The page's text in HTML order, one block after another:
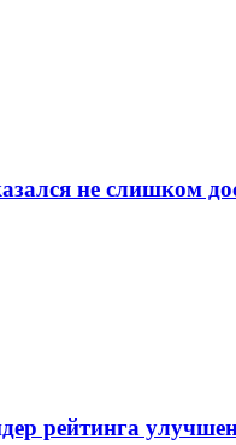
не слишком
рейтинга